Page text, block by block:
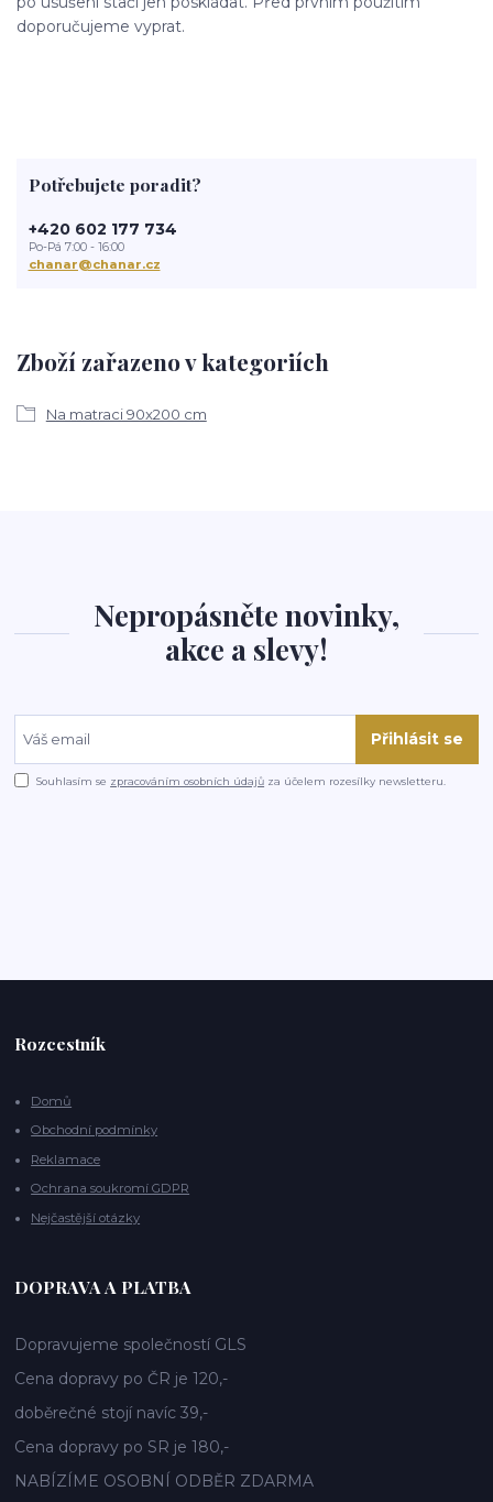
doporučujeme vyprat.
Zboží zařazeno v kategoriích
Na matraci 90x200 cm
Potřebujete poradit?
+420 602 177 734
Po-Pá 7:00 - 16:00
chanar@chanar.cz
Nepropásněte novinky,
akce a slevy!
Přihlásit se
Souhlasím se zpracováním osobních údajů za účelem rozesílky newsletteru.
Rozcestník
Domů
Obchodní podmínky
Reklamace
Ochrana soukromí GDPR
Nejčastější otázky
DOPRAVA A PLATBA
Dopravujeme společností GLS
Cena dopravy po ČR je 120,-
doběrečné stojí navíc 39,-
Cena dopravy po SR je 180,-
NABÍZÍME OSOBNÍ ODBĚR ZDARMA